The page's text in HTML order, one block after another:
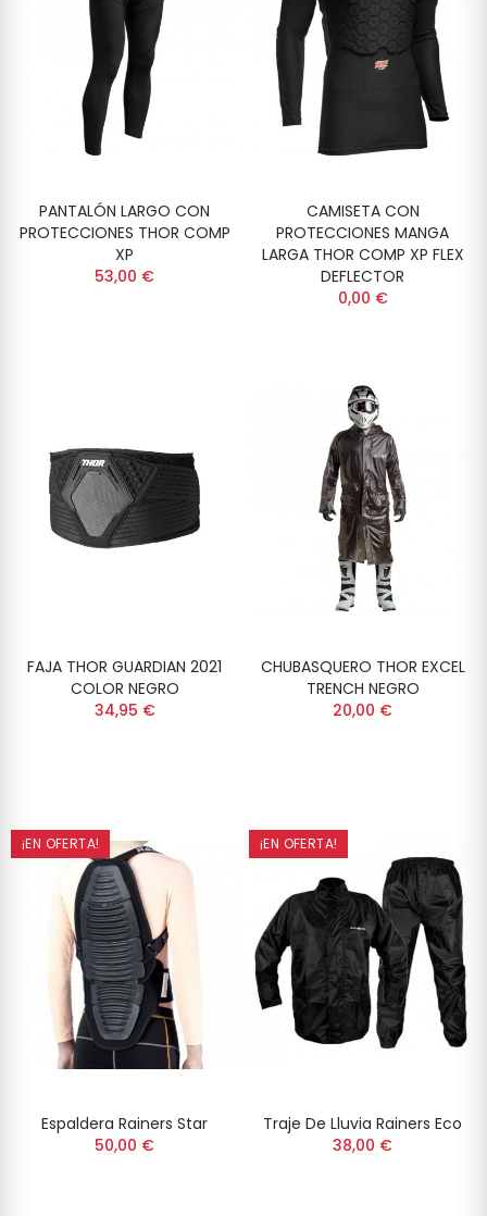
PANTALÓN LARGO CON
PROTECCIONES THOR COMP
XP
53,00 €
CAMISETA CON
PROTECCIONES MANGA
LARGA THOR COMP XP FLEX
DEFLECTOR
0,00 €
FAJA THOR GUARDIAN 2021
COLOR NEGRO
34,95 €
CHUBASQUERO THOR EXCEL
TRENCH NEGRO
20,00 €
¡EN OFERTA!
Espaldera Rainers Star
50,00 €
¡EN OFERTA!
Traje De Lluvia Rainers Eco
38,00 €